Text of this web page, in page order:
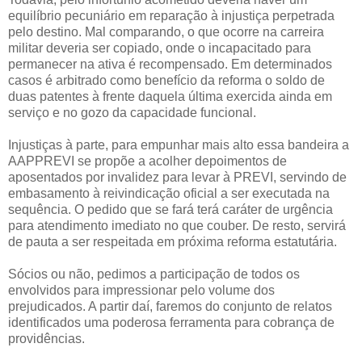
equilíbrio pecuniário em reparação à injustiça perpetrada
pelo destino. Mal comparando, o que ocorre na carreira
militar deveria ser copiado, onde o incapacitado para
permanecer na ativa é recompensado. Em determinados
casos é arbitrado como benefício da reforma o soldo de
duas patentes à frente daquela última exercida ainda em
serviço e no gozo da capacidade funcional.
Injustiças à parte, para empunhar mais alto essa bandeira a
AAPPREVI se propõe a acolher depoimentos de
aposentados por invalidez para levar à PREVI, servindo de
embasamento à reivindicação oficial a ser executada na
sequência. O pedido que se fará terá caráter de urgência
para atendimento imediato no que couber. De resto, servirá
de pauta a ser respeitada em próxima reforma estatutária.
Sócios ou não, pedimos a participação de todos os
envolvidos para impressionar pelo volume dos
prejudicados. A partir daí, faremos do conjunto de relatos
identificados uma poderosa ferramenta para cobrança de
providências.